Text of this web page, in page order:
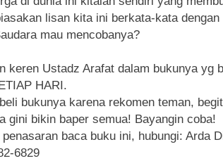
lisan kita ini berkata-kata dengan
mau mencobanya?
keren Ustadz Arafat dalam bukunya yg
HARI.
bukunya karena rekomen teman,
gini bikin baper semua! Bayangin coba!
baca buku ini, hubungi: Arda
6829